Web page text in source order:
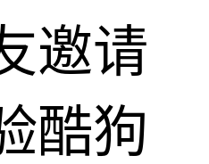
邀请
酷狗